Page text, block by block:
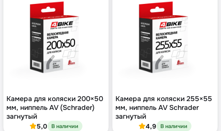
Камера для коляски 200×50
мм, ниппель AV (Schrader)
загнутый
5,0 В наличии
Камера для коляски 255×55
мм, ниппель AV Schrader
загнутый
4,9 В наличии